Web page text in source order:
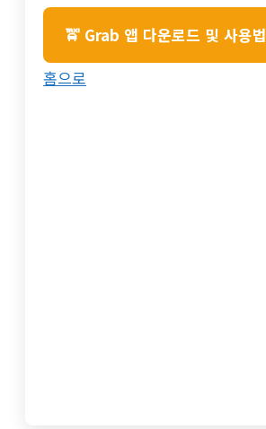
🚖 Grab 앱 다운로드 및 사용법
홈으로